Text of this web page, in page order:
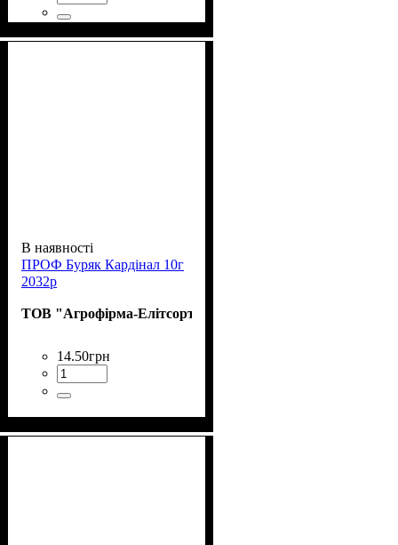
В наявності
ПРОФ Буряк Кардінал 10г
2032р
ТОВ "Агрофірма-Елітсортнасіння"
14.50грн